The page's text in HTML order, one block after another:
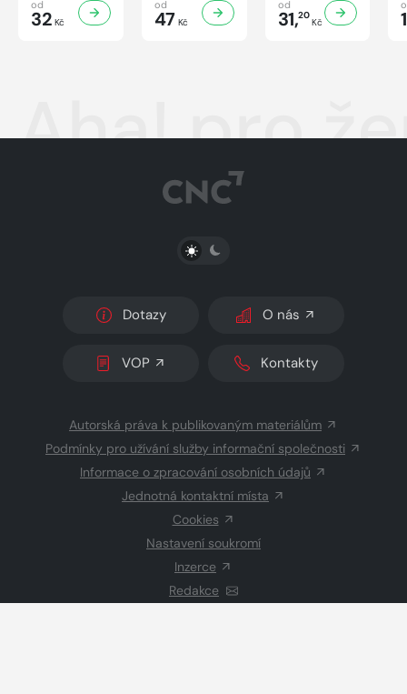
od
32 Kč
od
47 Kč
od
31,20
Kč
Aha! pro
PŘEPNOUT SVĚTLÝ/TMAVÝ REŽIM
Dotazy O nás
VOP Kontakty
Autorská práva k publikovaným materiálům
Podmínky pro užívání služby informační společnosti
Informace o zpracování osobních údajů
Jednotná kontaktní místa
Cookies
Nastavení soukromí
Inzerce
Redakce